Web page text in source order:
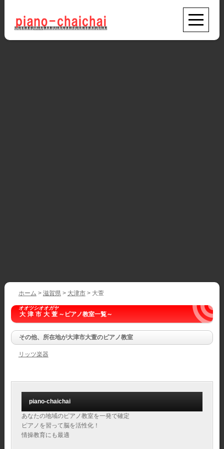
ホーム > 滋賀県> 大津市> 大萱
大津市大萱
オオツシオオガヤ
～ピアノ教室一覧～
その他、所在地が大津市大萱のピアノ教室
リッツ楽器
piano-chaichai
あなたの地域のピアノ教室を一発で確定
ピアノを習って脳を活性化！
情操教育にも最適